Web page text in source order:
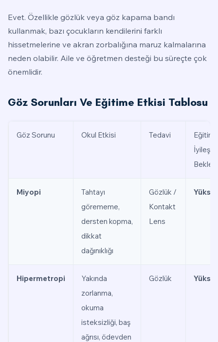
Evet. Özellikle gözlük veya göz kapama bandı
kullanmak, bazı çocukların kendilerini farklı
hissetmelerine ve akran zorbalığına maruz kalmalarına
neden olabilir. Aile ve öğretmen desteği bu süreçte çok
önemlidir.
Göz Sorunları Ve Eğitime Etkisi Tablosu
Göz Sorunu Okul Etkisi Tedavi
Miyopi
Tahtayı
görememe,
dersten kopma,
dikkat
dağınıklığı
Gözlük /
Kontakt
Lens
Hipermetropi
Yakında
zorlanma,
okuma
isteksizliği, baş
ağrısı, ödevden
Gözlük